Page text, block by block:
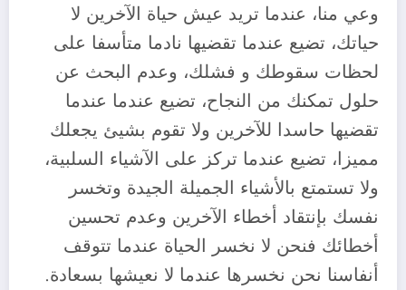
وعي منا، عندما تريد عيش حياة الآخرين لا
حياتك، تضيع عندما تقضيها نادما متأسفا على
لحظات سقوطك و فشلك، وعدم البحث عن
حلول تمكنك من النجاح، تضيع عندما عندما
تقضيها حاسدا للآخرين ولا تقوم بشيئ يجعلك
مميزا، تضيع عندما تركز على الآشياء السلبية،
ولا تستمتع بالأشياء الجميلة الجيدة وتخسر
نفسك بإنتقاد أخطاء الآخرين وعدم تحسين
أخطائك فنحن لا نخسر الحياة عندما تتوقف
أنفاسنا نحن نخسرها عندما لا نعيشها بسعادة.